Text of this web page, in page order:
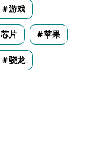
游戏
芯片 苹果
骁龙